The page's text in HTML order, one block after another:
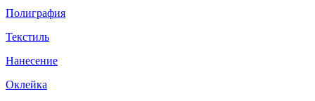
Полиграфия
Текстиль
Нанесение
Оклейка